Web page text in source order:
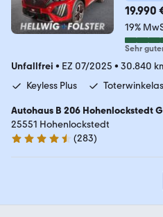
19.990
19%
Sehr
Unfallfrei • EZ 07/2025 • 30.840
Keyless Plus
Autohaus B 206 Hohenlockstedt
25551 Hohenlockstedt
4.5 Sterne
(283)